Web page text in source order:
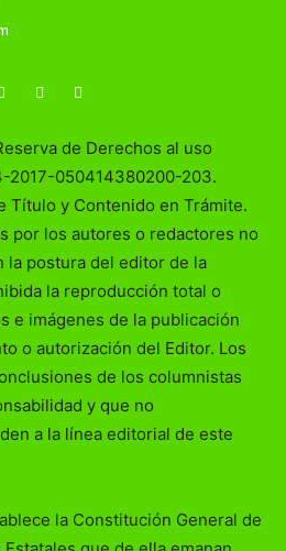
de Derechos al uso
2017-050414380200-203.
Título y Contenido en Trámite.
por los autores o redactores no
la postura del editor de la
la reproducción total o
e imágenes de la publicación
o autorización del Editor. Los
de los columnistas
y que no
a la línea editorial de este
la Constitución General de